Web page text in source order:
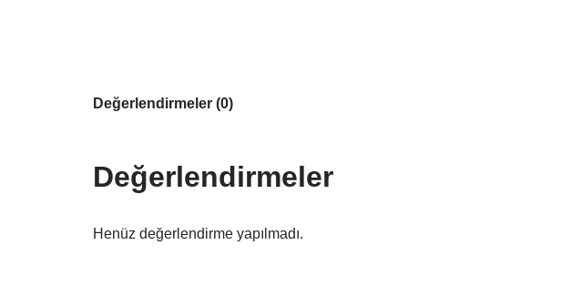
Değerlendirmeler (0)
Değerlendirmeler
Henüz değerlendirme yapılmadı.